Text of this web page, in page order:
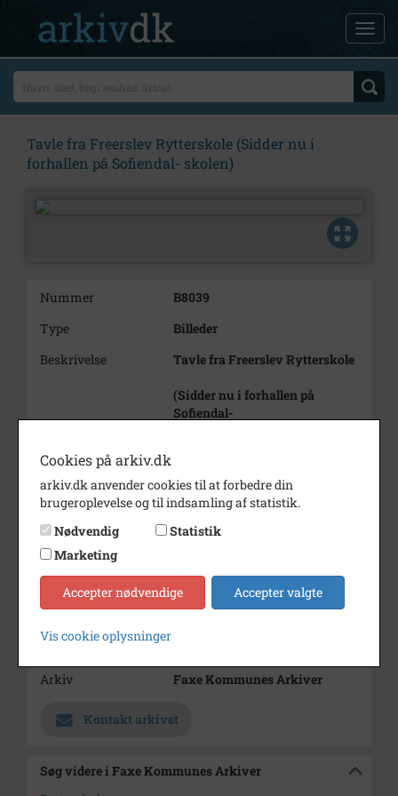
Tavle fra Freerslev Rytterskole (Sidder nu i
forhallen på Sofiendal- skolen)
Nummer
B8039
Type
Billeder
Beskrivelse
Tavle fra Freerslev Rytterskole
(Sidder nu i forhallen på
Sofiendal-
Periode
Dateringsnote
1980-1995
Fotograf
Ukendt
Størrelse
Se på kort
Arkiv
Faxe Kommunes Arkiver
Kontakt arkivet
Søg videre i Faxe Kommunes Arkiver
Cookies på arkiv.dk
arkiv.dk anvender cookies til at forbedre din
brugeroplevelse og til indsamling af statistik.
Nødvendig
Statistik
Marketing
Accepter nødvendige Accepter valgte
Vis cookie oplysninger